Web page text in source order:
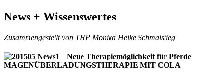
News + Wissenswertes
Zusammengestellt von THP Monika Heike Schmalstieg
Neue Therapiemöglichkeit für Pferde
MAGENÜBERLADUNGSTHERAPIE MIT COLA